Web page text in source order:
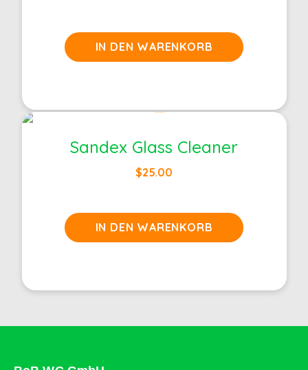
IN DEN WARENKORB
Sandex Glass Cleaner
$25.00
IN DEN WARENKORB